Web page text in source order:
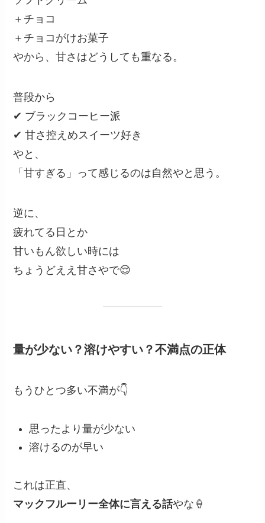
＋チョコ
＋チョコがけお菓子
やから、甘さはどうしても重なる。
普段から
✔ ブラックコーヒー派
✔ 甘さ控えめスイーツ好き
やと、
「甘すぎる」って感じるのは自然やと思う。
逆に、
疲れてる日とか
甘いもん欲しい時には
ちょうどええ甘さやで😌
量が少ない？溶けやすい？不満点の正体
もうひとつ多い不満が👇
思ったより量が少ない
溶けるのが早い
これは正直、
マックフルーリー全体に言える話やな🍦